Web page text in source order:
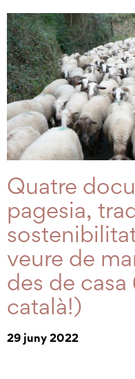
Quatre
pagesia,
veure de
des de casa
català!)
29 juny 2022